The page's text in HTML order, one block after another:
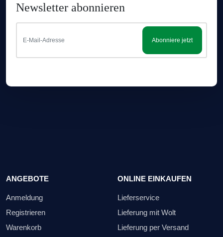
Newsletter abonnieren
Abonniere jetzt
ANGEBOTE
Anmeldung
Registrieren
Warenkorb
ONLINE EINKAUFEN
Lieferservice
Lieferung mit Wolt
Lieferung per Versand